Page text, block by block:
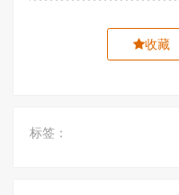
收藏
标签：